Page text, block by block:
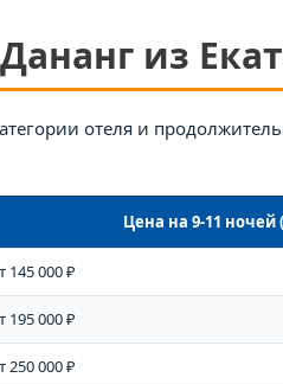
из
отеля и
Цена на 9-11 ночей
145 000 ₽
195 000 ₽
250 000 ₽